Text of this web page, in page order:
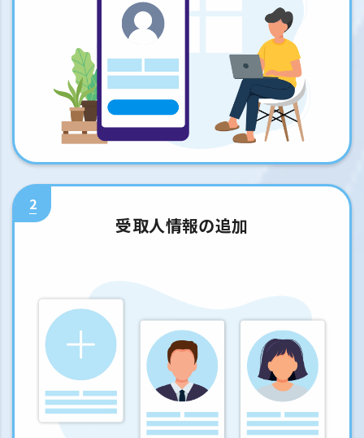
2
受取人情報の追加